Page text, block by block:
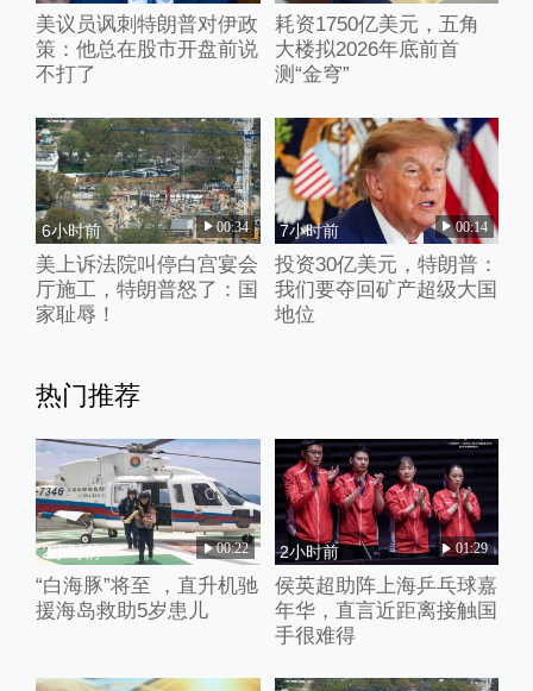
美议员讽刺特朗普对伊政
策：他总在股市开盘前说
不打了
耗资1750亿美元，五角
大楼拟2026年底前首
测“金穹”
6小时前 00:34
美上诉法院叫停白宫宴会
厅施工，特朗普怒了：国
家耻辱！
7小时前 00:14
投资30亿美元，特朗普：
我们要夺回矿产超级大国
地位
热门推荐
2小时前 00:22
“白海豚”将至 ，直升机驰
援海岛救助5岁患儿
2小时前 01:29
侯英超助阵上海乒乓球嘉
年华，直言近距离接触国
手很难得